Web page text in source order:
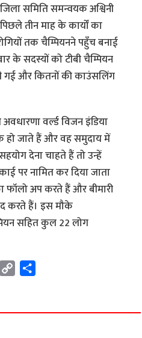
समिति समन्वयक अश्विनी
तीन माह के कार्यों का
तक चैम्पियनने पहुँच बनाई
के सदस्यों को टीबी चैम्पियन
गई और कितनों की काउंसलिंग
अवधारणा वर्ल्ड विजन इंडिया
हो जाते हैं और वह समुदाय में
देना चाहते हैं तो उन्हें
पर नामित कर दिया जाता
फॉलो अप करते हैं और बीमारी
करते हैं। इस मौके
सहित कुल 22 लोग
y
r